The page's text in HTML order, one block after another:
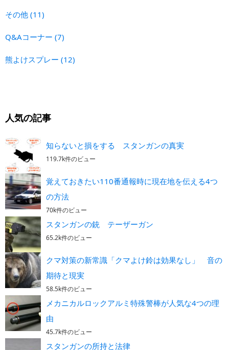
その他 (11)
Q&Aコーナー (7)
熊よけスプレー (12)
人気の記事
知らないと損をする スタンガンの真実
119.7k件のビュー
覚えておきたい110番通報時に現在地を伝える4つ
の方法
70k件のビュー
スタンガンの銃 テーザーガン
65.2k件のビュー
クマ対策の新常識「クマよけ鈴は効果なし」 音の
期待と現実
58.5k件のビュー
メカニカルロックアルミ特殊警棒が人気な4つの理
由
45.7k件のビュー
スタンガンの所持と法律